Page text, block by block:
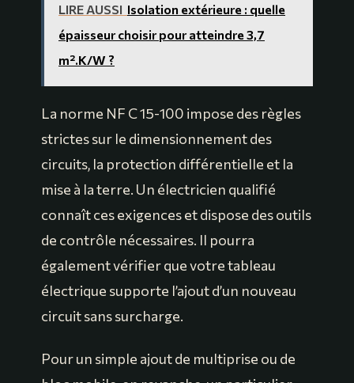
LIRE AUSSI Isolation extérieure : quelle
épaisseur choisir pour atteindre 3,7
m².K/W ?
La norme NF C 15-100 impose des règles
strictes sur le dimensionnement des
circuits, la protection différentielle et la
mise à la terre. Un électricien qualifié
connaît ces exigences et dispose des outils
de contrôle nécessaires. Il pourra
également vérifier que votre tableau
électrique supporte l’ajout d’un nouveau
circuit sans surcharge.
Pour un simple ajout de multiprise ou de